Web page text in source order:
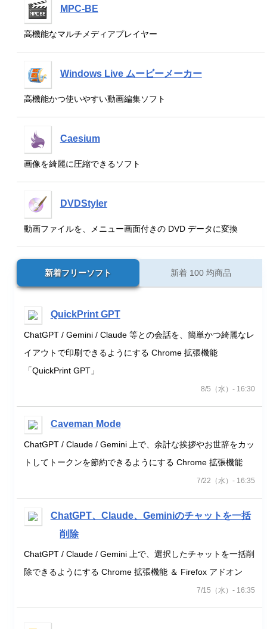
MPC-BE
高機能なマルチメディアプレイヤー
Windows Live ムービーメーカー
高機能かつ使いやすい動画編集ソフト
Caesium
画像を綺麗に圧縮できるソフト
DVDStyler
動画ファイルを、メニュー画面付きの DVD データに変換
新着フリーソフト 新着 100 均商品
QuickPrint GPT
ChatGPT / Gemini / Claude 等との会話を、簡単かつ綺麗なレ
イアウトで印刷できるようにする Chrome 拡張機能
「QuickPrint GPT」
8/5（水）- 16:30
Caveman Mode
ChatGPT / Claude / Gemini 上で、余計な挨拶やお世辞をカッ
トしてトークンを節約できるようにする Chrome 拡張機能
7/22（水）- 16:35
ChatGPT、Claude、Geminiのチャットを一括
削除
ChatGPT / Claude / Gemini 上で、選択したチャットを一括削
除できるようにする Chrome 拡張機能 ＆ Firefox アドオン
7/15（水）- 16:35